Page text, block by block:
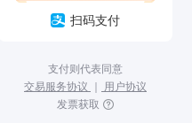
扫码支付
支付则代表同意
交易服务协议 ｜ 用户协议
发票获取